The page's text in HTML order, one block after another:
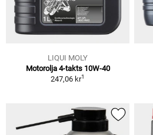
LIQUI MOLY
Motorolja 4-takts 10W-40
247,06 kr1